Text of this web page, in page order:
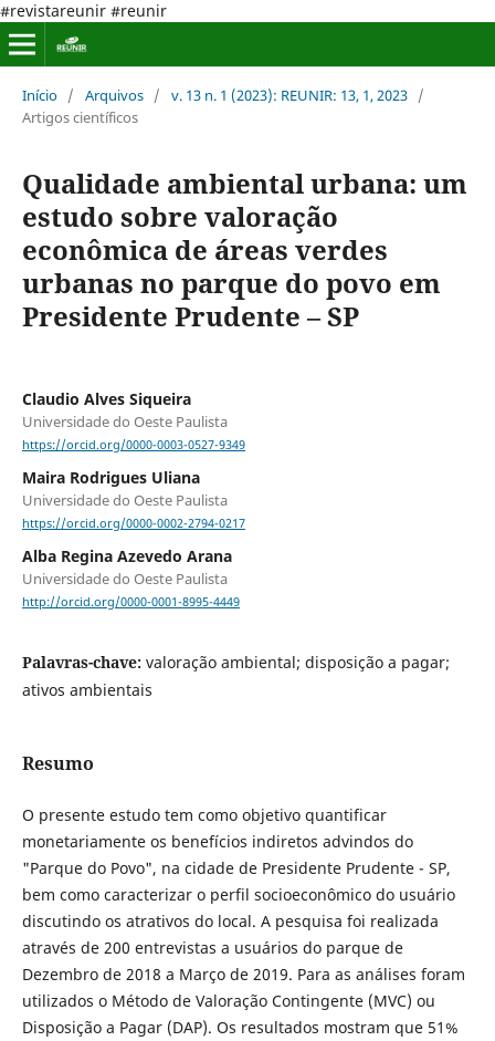
#revistareunir #reunir
Início / Arquivos / v. 13 n. 1 (2023): REUNIR: 13, 1, 2023 /
Artigos científicos
Qualidade ambiental urbana: um
estudo sobre valoração
econômica de áreas verdes
urbanas no parque do povo em
Presidente Prudente – SP
Claudio Alves Siqueira
Universidade do Oeste Paulista
https://orcid.org/0000-0003-0527-9349
Maira Rodrigues Uliana
Universidade do Oeste Paulista
https://orcid.org/0000-0002-2794-0217
Alba Regina Azevedo Arana
Universidade do Oeste Paulista
http://orcid.org/0000-0001-8995-4449
Palavras-chave: valoração ambiental; disposição a pagar;
ativos ambientais
Resumo
O presente estudo tem como objetivo quantificar
monetariamente os benefícios indiretos advindos do
"Parque do Povo", na cidade de Presidente Prudente - SP,
bem como caracterizar o perfil socioeconômico do usuário
discutindo os atrativos do local. A pesquisa foi realizada
através de 200 entrevistas a usuários do parque de
Dezembro de 2018 a Março de 2019. Para as análises foram
utilizados o Método de Valoração Contingente (MVC) ou
Disposição a Pagar (DAP). Os resultados mostram que 51%